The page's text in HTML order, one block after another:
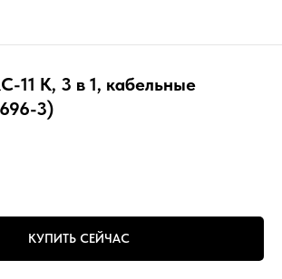
11 K, 3 в 1, кабельные
3)
КУПИТЬ СЕЙЧАС